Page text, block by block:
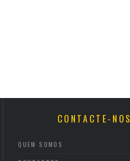
CONTACTE-NOS
QUEM SOMOS